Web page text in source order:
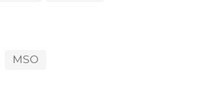
MSO